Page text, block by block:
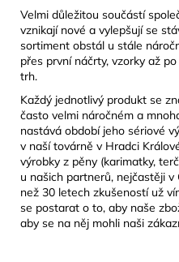
Velmi důležitou součástí
vznikají nové a vylepšují se
sortiment obstál u stále
přes první náčrty, vzorky až
trh.
Každý jednotlivý produkt se
často velmi náročném a
nastává období jeho sériové
v naší továrně v Hradci
výrobky z pěny (karimatky,
u našich partnerů, nejčastěji v
než 30 letech zkušeností už
se postarat o to, aby naše
aby se na něj mohli naši